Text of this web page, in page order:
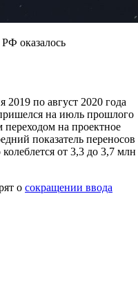
оказалось
по август 2020 года
на июль прошлого
переходом на проектное
показатель переносов
от 3,3 до 3,7 млн
о сокращении ввода